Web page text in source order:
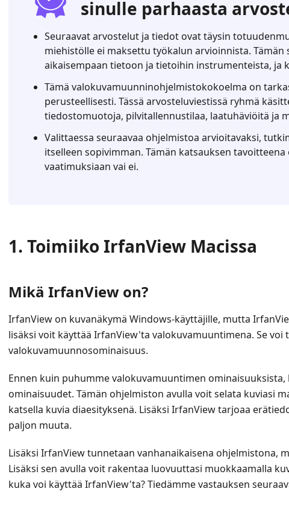
sinulle parhaasta
Seuraavat arvostelut ja tiedot ovat täysin
miehistölle ei maksettu työkalun arvioinnista.
aikaisempaan tietoon ja tietoihin instrumenteista, ja
Tämä valokuvamuunninohjelmistokokoelma on
perusteellisesti. Tässä arvosteluviestissä ryhmä
tiedostomuotoja, pilvitallennustilaa, laatuhäviöitä ja
Valittaessa seuraavaa ohjelmistoa arvioitavaksi,
itselleen sopivimman. Tämän katsauksen
vaatimuksiaan vai ei.
1. Toimiiko IrfanView Macissa
Mikä IrfanView on?
IrfanView on kuvanäkymä Windows-käyttäjille, mutta
lisäksi voit käyttää IrfanView'ta valokuvamuuntimena. Se
valokuvamuunnosominaisuus.
Ennen kuin puhumme valokuvamuuntimen
ominaisuudet. Tämän ohjelmiston avulla voit selata kuviasi
katsella kuvia diaesityksenä. Lisäksi IrfanView tarjoaa
paljon muuta.
Lisäksi IrfanView tunnetaan vanhanaikaisena ohjelmistona,
Lisäksi sen avulla voit rakentaa luovuuttasi muokkaamalla
kuka voi käyttää IrfanView'ta? Tiedämme vastauksen